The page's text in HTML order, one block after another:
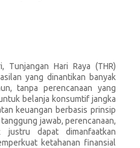
Tunjangan Hari Raya (THR)
yang dinantikan banyak
tanpa perencanaan yang
belanja konsumtif jangka
keuangan berbasis prinsip
jawab, perencanaan,
justru dapat dimanfaatkan
ketahanan finansial